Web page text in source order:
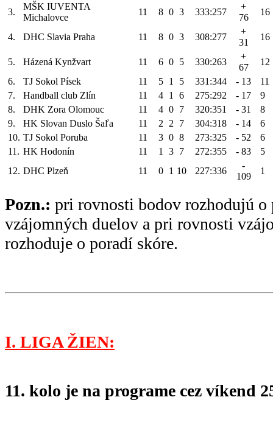
3.
MŠK IUVENTA
Michalovce
11 8 0 3 333:257
+
76
16
4. DHC Slavia Praha 11 8 0 3 308:277
+
31
16
5. Házená Kynžvart 11 6 0 5 330:263
+
67
12
6.
TJ Sokol Písek 11 5 1 5 331:344 - 13
11
7.
Handball club Zlín 11 4 1 6 275:292 - 17
9
8.
DHK Zora Olomouc 11 4 0 7 320:351 - 31
8
9.
HK Slovan Duslo Šaľa 11 2 2 7 304:318 - 14
6
10. TJ Sokol Poruba 11 3 0 8 273:325 - 52
6
11. HK Hodonín 11 1 3 7 272:355 - 83
5
12. DHC Plzeň 11 0 1 10 227:336
-
109
1
Pozn.: pri rovnosti bodov rozhodujú o
vzájomných duelov a pri rovnosti
rozhoduje o poradí skóre.
I. LIGA ŽIEN:
11. kolo je na programe cez víkend